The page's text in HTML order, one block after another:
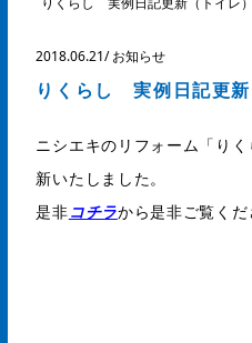
2018.06.21/お知らせ
りくらし 実例日記更新
ニシエキのリフォーム「り
新いたしました。
是非コチラから是非ご覧くだ